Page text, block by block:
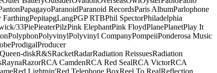
PapagayoParanoidParanoid RecordsParis AlbumParlophone
FarthingPepitapgLangPGP RTBPhil SpectorPhiladelphia
33PiePieaterPilzPink ElephantPink FloydPlanePlanetPlay It
PolyphonPolyvinylPolyvinyl CompanyPompeiiPonderosa Music
ProdigalProducer
Queen-diskR&SRacketRadarRadiation ReissuesRadiation
RaynaRazorRCA CamdenRCA Red SealRCA VictorRCA